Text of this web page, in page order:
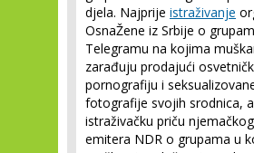
djela. Najprije istraživanje
OsnaŽene iz Srbije o
Telegramu na kojima
zarađuju prodajući
pornografiju i
fotografije svojih srodnica,
istraživačku priču
emitera NDR o grupama u